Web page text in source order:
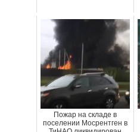
Пожар на складе в
поселении Мосрентген в